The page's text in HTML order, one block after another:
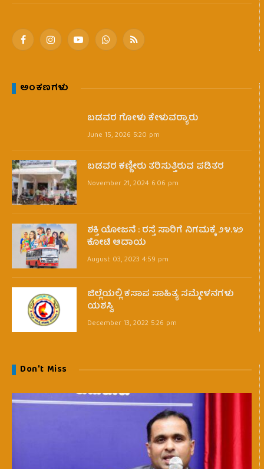
FacebookInstagramYouTubeWhatsApp
RSS
ಅಂಕಣಗಳು
ಬಡವರ ಗೋಳು ಕೇಳುವರ‍್ಯಾರು
June 15, 2026 5:20 pm
ಬಡವರ ಕಣ್ಣೀರು ತರಿಸುತ್ತಿರುವ ಪಡಿತರ
November 21, 2024 6:06 pm
ಶಕ್ತಿ ಯೋಜನೆ : ರಸ್ತೆ ಸಾರಿಗೆ ನಿಗಮಕ್ಕೆ ೨೪.೪೨
ಕೋಟಿ ಆದಾಯ
August 03, 2023 4:59 pm
ಜಿಲ್ಲೆಯಲ್ಲಿ ಕಸಾಪ ಸಾಹಿತ್ಯ ಸಮ್ಮೇಳನಗಳು
ಯಶಸ್ವಿ
December 13, 2022 5:26 pm
Don't Miss